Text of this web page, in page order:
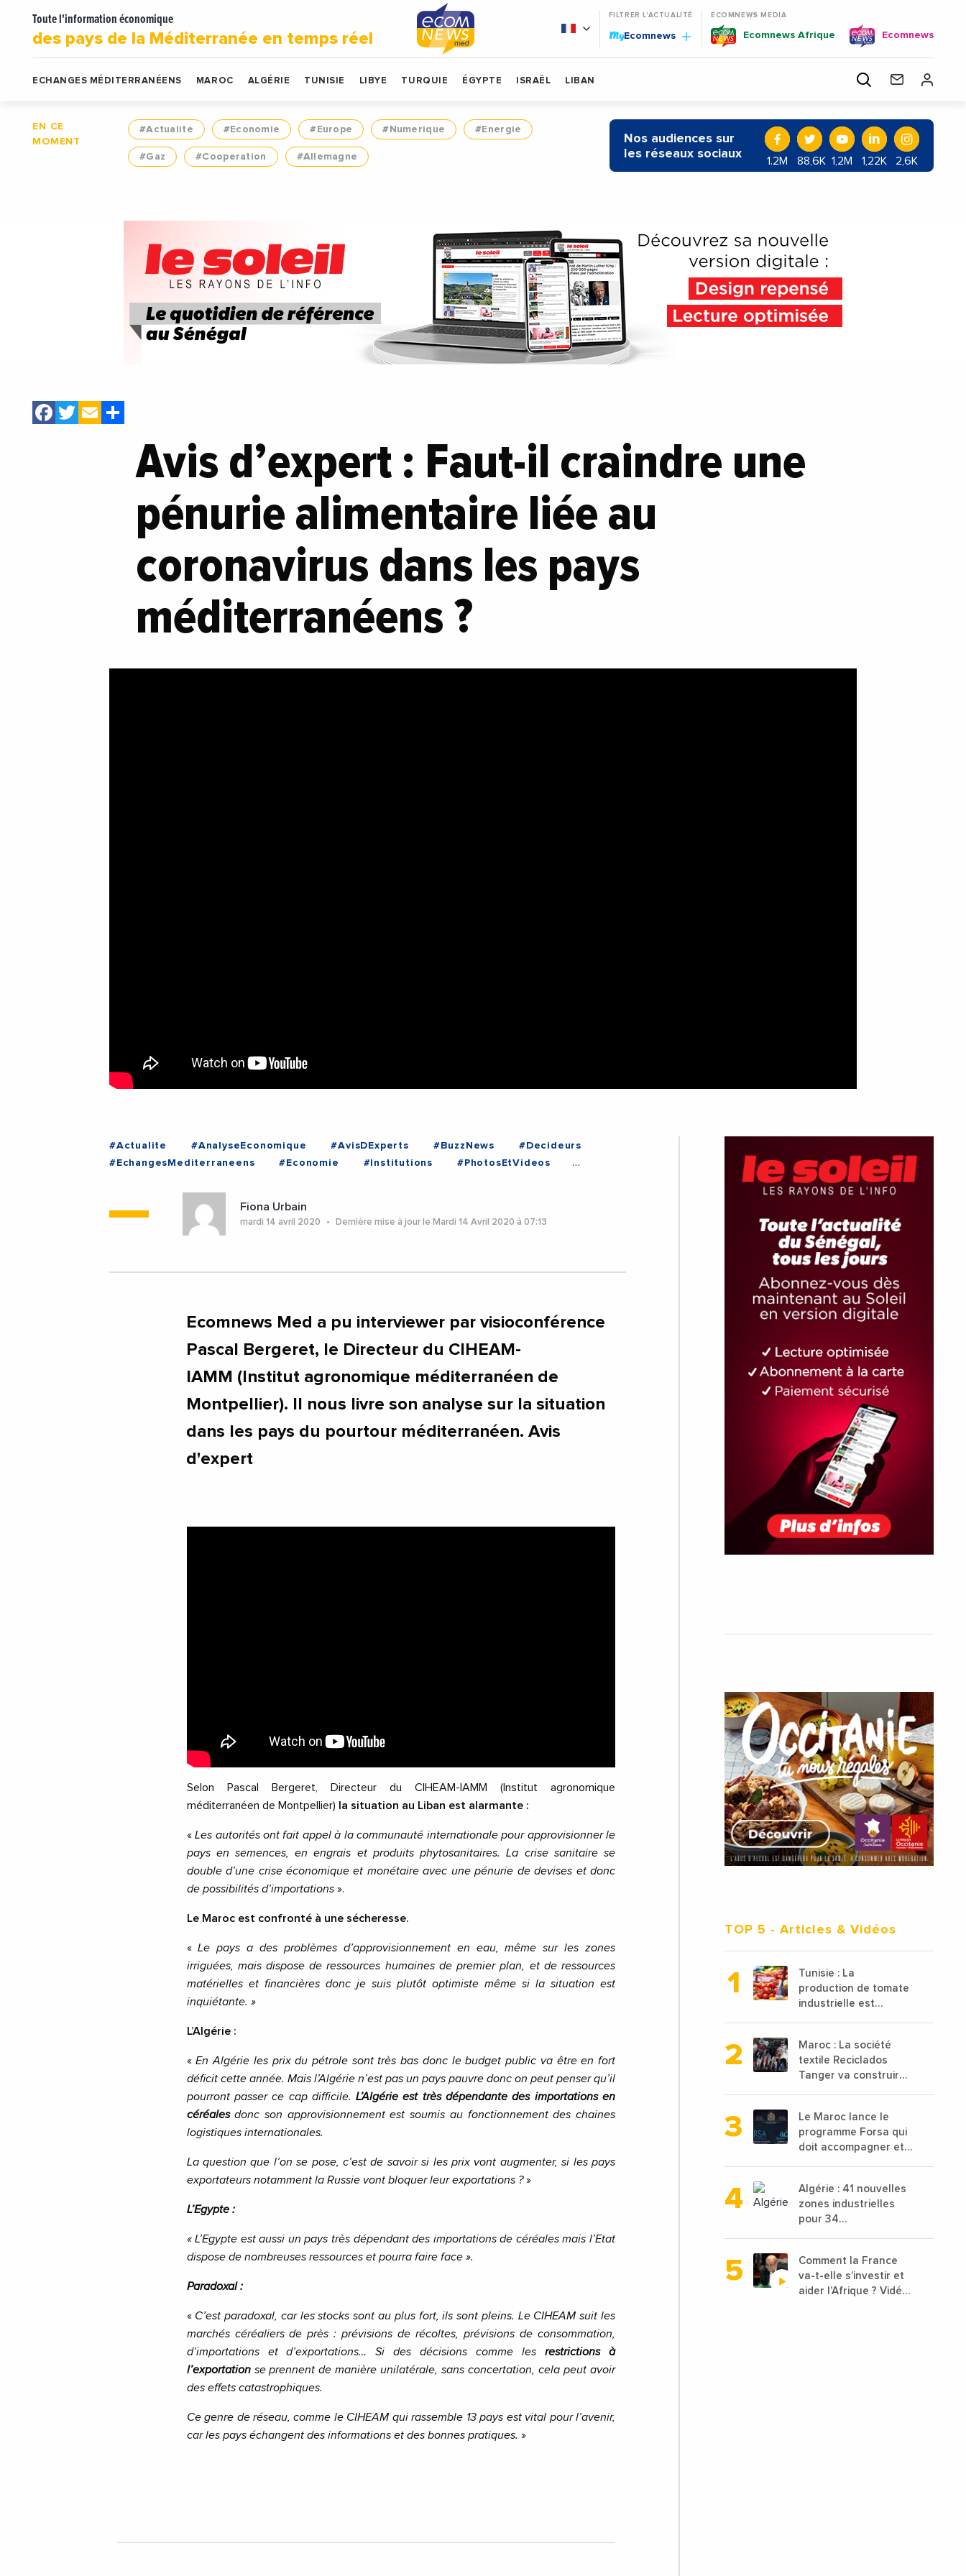
Toute l'information économique
des pays de la Méditerranée en temps réel
FILTRER L'ACTUALITÉ
MyEcomnews
ECOMNEWS MEDIA
Ecomnews Afrique Ecomnews
ECHANGES MÉDITERRANÉENS MAROC ALGÉRIE TUNISIE LIBYE TURQUIE ÉGYPTE ISRAËL LIBAN
EN CE
MOMENT
#Actualite #Economie #Europe #Numerique #Energie
#Gaz #Cooperation #Allemagne
Nos audiences sur
les réseaux sociaux
1.2M 88,6K 1,2M 1,22K 2,6K
Facebook
Twitter
Email
Avis d’expert : Faut-il craindre une
pénurie alimentaire liée au
coronavirus dans les pays
méditerranéens ?
#Actualite #AnalyseEconomique #AvisDExperts #BuzzNews
#Decideurs
#EchangesMediterraneens
#Economie #Institutions
#PhotosEtVideos
Fiona Urbain
mardi 14 avril 2020 Dernière mise à jour le Mardi 14 Avril 2020 à 07:13
Ecomnews Med a pu interviewer par visioconférence
Pascal Bergeret, le Directeur du CIHEAM-
IAMM (Institut agronomique méditerranéen de
Montpellier). Il nous livre son analyse sur la situation
dans les pays du pourtour méditerranéen. Avis
d'expert
Selon Pascal Bergeret, Directeur du CIHEAM- IAMM
(Institut agronomique
méditerranéen de Montpellier)
la situation au Liban est alarmante :
«Les autorités ont fait appel à la communauté internationale pour approvisionner le
pays en semences, en engrais et produits phytosanitaires. La crise sanitaire se
double d’une crise économique et monétaire avec une pénurie de devises et donc
de possibilités d’importations ».
Le Maroc est confronté à une sécheresse.
«Le pays a des problèmes d’approvisionnement en eau, même sur les zones
irriguées, mais dispose de ressources humaines de premier plan, et de ressources
matérielles et financières donc je suis plutôt optimiste même si la situation est
inquiétante. »
L’Algérie :
«En Algérie les prix du pétrole sont très bas donc le budget public va être en fort
déficit cette année. Mais l’Algérie n’est pas un pays pauvre donc on peut penser qu’il
pourront passer ce cap difficile.L’Algérie est très dépendante des importations en
céréalesdonc son approvisionnement est soumis au fonctionnement des chaines
logistiques internationales.
La question que l’on se pose, c’est de savoir si les prix vont augmenter, si les pays
exportateurs notamment la Russie vont bloquer leur exportations ?»
L’Egypte :
« L’Egypte est aussi un pays très dépendant des importations de céréales mais l’Etat
dispose de nombreuses ressources et pourra faire face ».
Paradoxal :
« C’est paradoxal, car les stocks sont au plus fort, ils sont pleins. Le CIHEAM suit les
marchés céréaliers de près : prévisions de récoltes, prévisions de consommation,
d’importations et d’exportations… Si des décisions comme lesrestrictions à
l’exportationse prennent de manière unilatérale, sans concertation, cela peut avoir
des effets catastrophiques.
Ce genre de réseau, comme le CIHEAM qui rassemble 13 pays est vital pour l’avenir,
car les pays échangent des informations et des bonnes pratiques. »
TOP 5 - Articles & Vidéos
Tunisie : La
production de tomate
industrielle est
baisse de 15%
Maroc : La société
textile Reciclados
Tanger va construire
traiter les déchets
textiles
Le Maroc lance le
programme Forsa qui
doit accompagner et
avec une enveloppe
de 1,25 milliard de
dirhams
Algérie : 41 nouvelles
zones industrielles
pour 34
Comment la France
va-t-elle s’investir et
aider l’Afrique ? Vidéo